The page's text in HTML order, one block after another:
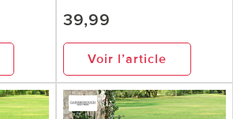
39,99
Voir l’article